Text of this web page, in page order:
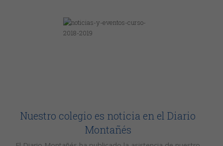
Nuestro colegio es noticia en el Diario
Montañés